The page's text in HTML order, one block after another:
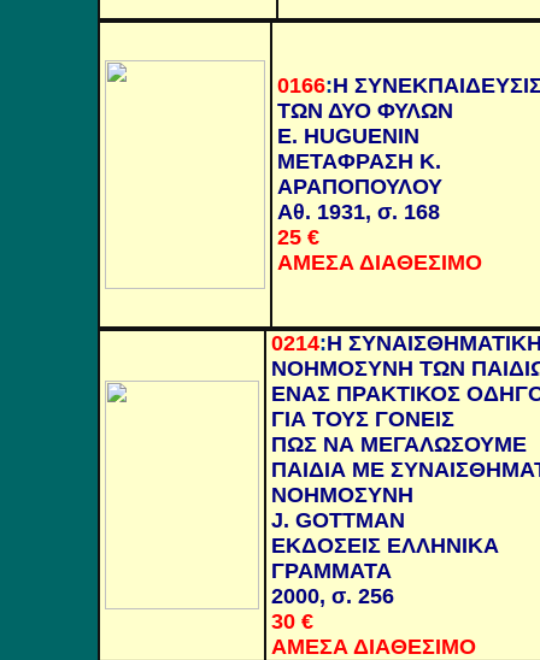
0166:Η
ΤΩΝ ΔΥΟ ΦΥΛΩΝ
E. HUGUENIN
ΜΕΤΑΦΡΑΣΗ Κ.
ΑΡΑΠΟΠΟΥΛΟΥ
Αθ. 1931, σ. 168
25 €
ΑΜΕΣΑ ΔΙΑΘΕΣΙΜΟ
0214:Η
ΝΟΗΜΟΣΥΝΗ ΤΩΝ
ΕΝΑΣ ΠΡΑΚΤΙΚΟΣ
ΓΙΑ ΤΟΥΣ ΓΟΝΕΙΣ
ΠΩΣ ΝΑ ΜΕΓΑΛΩΣΟΥΜΕ
ΠΑΙΔΙΑ ΜΕ
ΝΟΗΜΟΣΥΝΗ
J. GOTTMAN
ΕΚΔΟΣΕΙΣ ΕΛΛΗΝΙΚΑ
ΓΡΑΜΜΑΤΑ
2000, σ. 256
30 €
ΑΜΕΣΑ ΔΙΑΘΕΣΙΜΟ